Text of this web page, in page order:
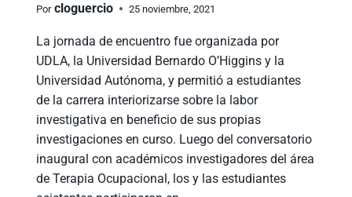
Por cloguercio 25 noviembre, 2021
La jornada de encuentro fue organizada por
UDLA, la Universidad Bernardo O’Higgins y la
Universidad Autónoma, y permitió a estudiantes
de la carrera interiorizarse sobre la labor
investigativa en beneficio de sus propias
investigaciones en curso. Luego del conversatorio
inaugural con académicos investigadores del área
de Terapia Ocupacional, los y las estudiantes